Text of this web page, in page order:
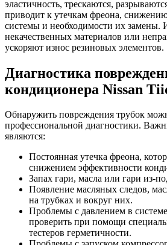
эластичность, трескаются,
приводит к утечкам фреона,
системы и необходимости их замены.
некачественных материалов или
ускоряют износ резиновых элементов.
Диагностика
кондиционера Nissan
Обнаружить повреждения трубок
профессиональной диагностики.
являются:
Постоянная утечка фреона,
снижением эффективности
Запах гари, масла или гари из-
Появление масляных следов,
на трубках и вокруг них.
Проблемы с давлением в
проверить при помощи
тестеров герметичности.